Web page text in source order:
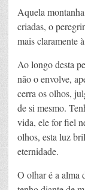
Aquela
criadas, o
mais claramente
Ao longo desta
não o envolve,
cerra os olhos,
de si mesmo.
vida, ele for fiel
olhos, esta luz
eternidade.
O olhar é a alma